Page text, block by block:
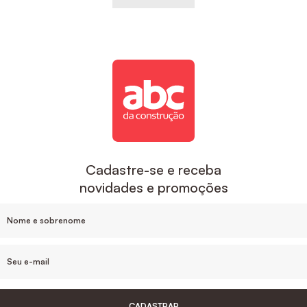
Cadastre-se e receba
novidades e promoções